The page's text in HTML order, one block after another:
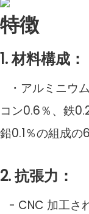
特徴
1. 材料構成：
・アルミニウ
コン0.6％、鉄
鉛0.1％の組成の
2. 抗張力：
- CNC 加工さ